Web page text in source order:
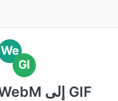
We
GI
WebM إلى GIF